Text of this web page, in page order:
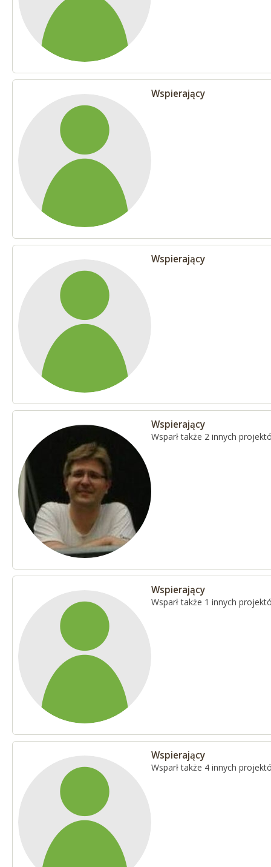
Wspierający
Wspierający
Wspierający
Wsparł także 2 innych
Wspierający
Wsparł także 1 innych
Wspierający
Wsparł także 4 innych